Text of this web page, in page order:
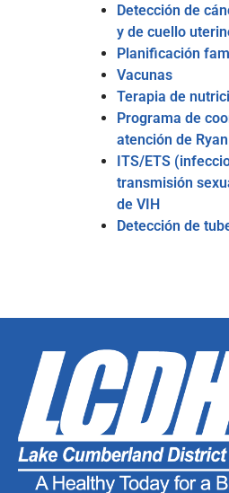
Detección de
y de cuello
Planificación
Vacunas
Terapia de
Programa de
atención de
ITS/ETS
transmisión
de VIH
Detección de